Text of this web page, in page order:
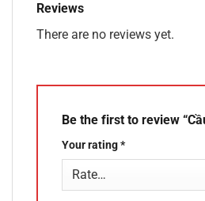
Reviews
There are no reviews yet.
Be the first to review
Your rating*